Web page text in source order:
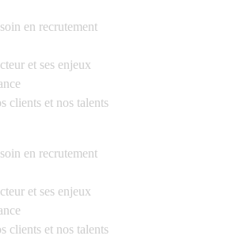
en recrutement
et ses enjeux
clients et nos talents
en recrutement
et ses enjeux
clients et nos talents